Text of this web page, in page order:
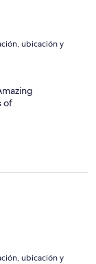
ubicación y
of
ubicación y